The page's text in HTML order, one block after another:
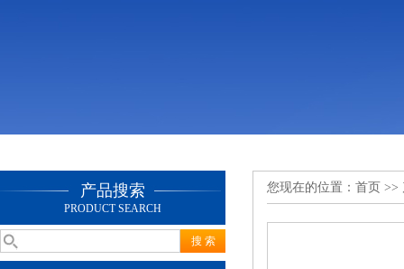
产品搜索
PRODUCT SEARCH
您现在的位置： 首页 >>